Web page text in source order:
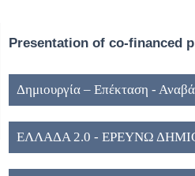
Presentation of co-financed
Δημιουργία – Επέκταση -
Ερευνητικών Κέντρων
ΕΛΛΑΔΑ 2.0 - ΕΡΕΥΝΩ